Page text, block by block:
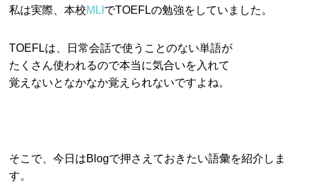
私は実際、本校MLI でTOEFLの勉強をしていました。
TOEFLは、日常会話で使うことのない単語が
たくさん使われるので本当に気合いを入れて
覚えないとなかなか覚えられないですよね。
そこで、今日はBlogで押さえておきたい語彙を紹介しま
す。